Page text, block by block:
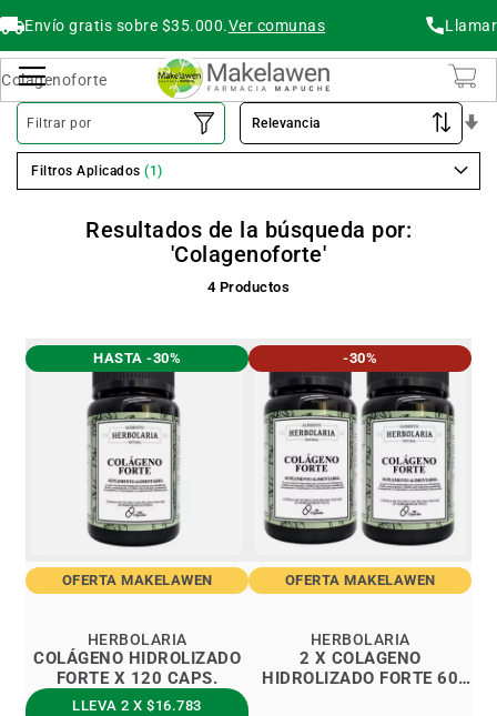
Envío gratis sobre $35.000.Ver comunas Llamar
Resultados de la búsqueda por:
'Colagenoforte'
4Productos
HASTA -30%
OFERTA MAKELAWEN
COLÁGENO HIDROLIZADO
FORTE X 120 CAPS.
HERBOLARIA
LLEVA 2 X $16.783
-30%
OFERTA MAKELAWEN
2 X COLAGENO
HIDROLIZADO FORTE 60
HERBOLARIA
Filtrar por
Filtros Aplicados